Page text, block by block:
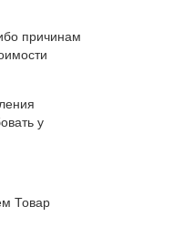
причинам
у
Товар